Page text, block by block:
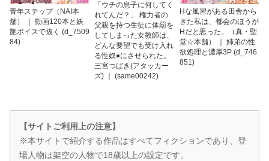
青年ステップ（NAI本
舗） ｜ 動画120本と妖
艶ボイスで抜く (d_7509
84)
「ウチの息子に何してく
れてんだ？」 権力者の
父親を持つ生徒に体罰を
してしまった女教師は、
どんな要望でも受け入れ
る性奴●にさせられた。
三宮つばき(アタッカー
ズ) ｜ (same00242)
Hな風習がある田舎から
きた私は、都会のほうが
Hだと思った。（真・聖
堂☆本舗） ｜ 姉弟の性
欲処理と濃厚3P (d_746
851)
【サイトご利用上の注意】
※本サイトで紹介する作品はすべてフィクションであり、登
場人物は架空の人物で18歳以上の設定です。